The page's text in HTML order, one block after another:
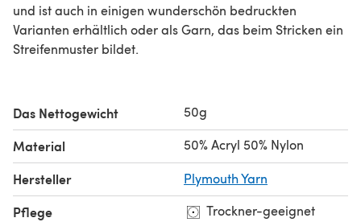
und ist auch in einigen wunderschön bedruckten
Varianten erhältlich oder als Garn, das beim Stricken ein
Streifenmuster bildet.
Das Nettogewicht 50g
Material 50% Acryl 50% Nylon
Hersteller Plymouth Yarn
Pflege
Trockner-geeignet